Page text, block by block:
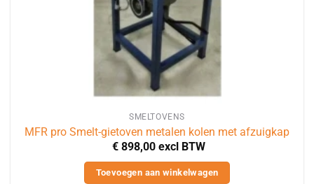
SMELTOVENS
MFR pro Smelt-gietoven metalen kolen met afzuigkap
€898,00 excl BTW
Toevoegen aan winkelwagen